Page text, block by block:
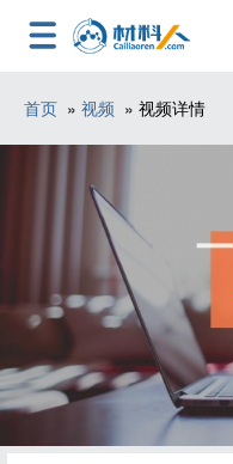
首页 » 视频 » 视频详情